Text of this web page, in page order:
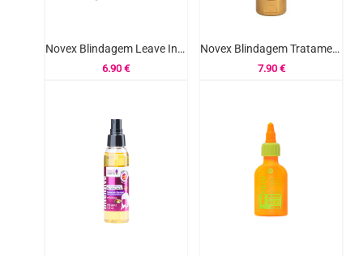
Novex Blindagem Leave In Gloss Color 120ml
6.90€
Novex Blindagem Tratamento Selante 200ml
7.90 €